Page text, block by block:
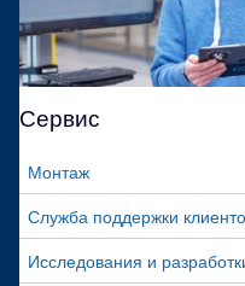
Сервис
Монтаж
Служба поддержки
Исследования и